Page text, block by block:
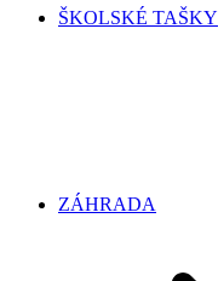
ŠKOLSKÉ TAŠKY
ZÁHRADA